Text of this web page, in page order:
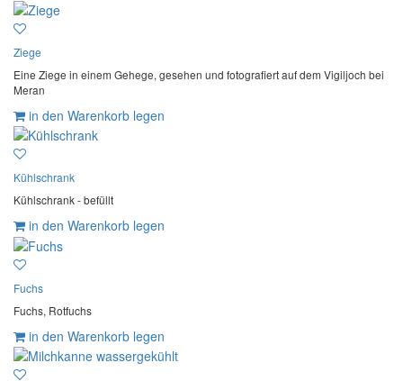
Ziege
Eine Ziege in einem Gehege, gesehen und fotografiert auf dem Vigiljoch bei
Meran
in den Warenkorb legen
Kühlschrank
Kühlschrank - befüllt
in den Warenkorb legen
Fuchs
Fuchs, Rotfuchs
in den Warenkorb legen